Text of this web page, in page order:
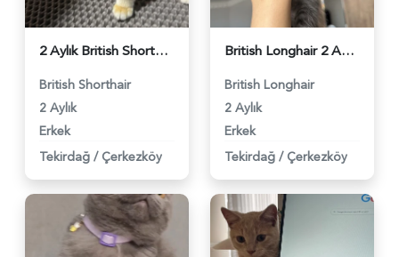
2 Aylık British Shorthair Aşılı - 6145
British Shorthair
2 Aylık
Erkek
Tekirdağ / Çerkezköy
British Longhair 2 Aylık - 6041
British Longhair
2 Aylık
Erkek
Tekirdağ / Çerkezköy